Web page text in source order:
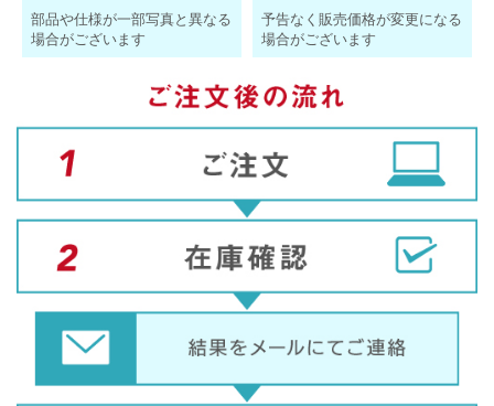
部品や仕様が一部写真と異なる
場合がございます
予告なく販売価格が変更になる
場合がございます